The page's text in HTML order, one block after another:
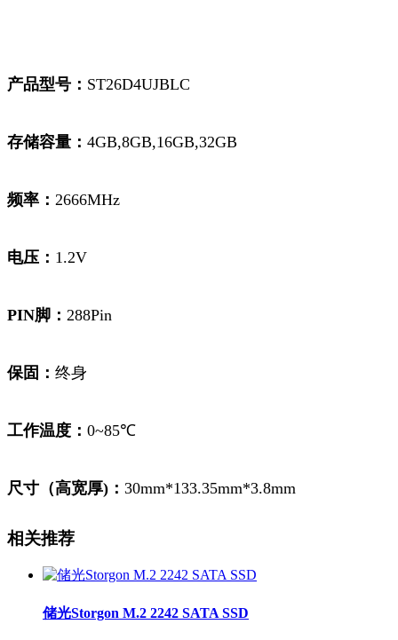
产品型号： ST26D4UJBLC
存储容量： 4GB,8GB,16GB,32GB
频率： 2666MHz
电压： 1.2V
PIN脚： 288Pin
保固： 终身
工作温度： 0~85℃
尺寸（高宽厚)： 30mm*133.35mm*3.8mm
相关推荐
储光Storgon M.2 2242 SATA SSD